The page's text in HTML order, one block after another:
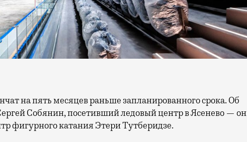
Собянин, посетивший ледовый центр в Ясенево — он
фигурного катания Этери Тутберидзе.